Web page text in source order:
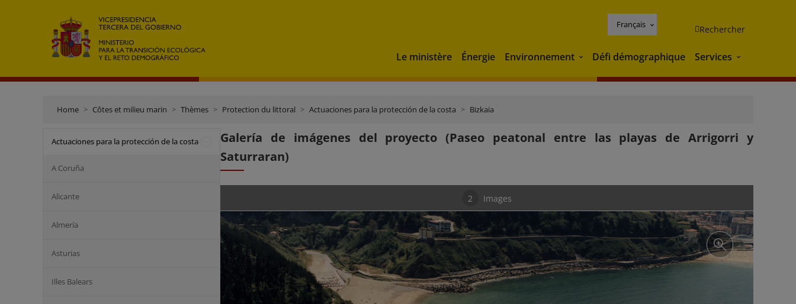
Français Rechercher
Le ministère Énergie Environnement Environnement
Défi démographique Services Services
Home Côtes et milieu marin Thèmes Protection du littoral Actuaciones para la protección de la costa Bizkaia
Actuaciones para la protección de la costa
A Coruña
Alicante
Almería
Asturias
Illes Balears
Galería de imágenes del proyecto (Paseo peatonal entre las playas de Arrigorri y
Saturraran)
2 Images